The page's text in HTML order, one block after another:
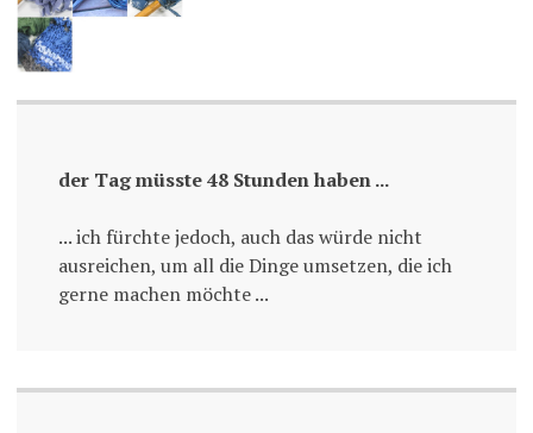
der Tag müsste 48 Stunden haben ...
... ich fürchte jedoch, auch das würde nicht
ausreichen, um all die Dinge umsetzen, die ich
gerne machen möchte ...